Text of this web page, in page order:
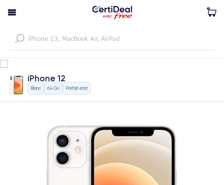
iPhone 12
Blanc 64 Go Parfait état